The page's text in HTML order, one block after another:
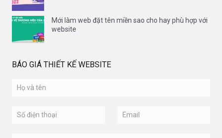
Mới làm web đặt tên miền sao cho hay phù hợp với
website
BÁO GIÁ THIẾT KẾ WEBSITE